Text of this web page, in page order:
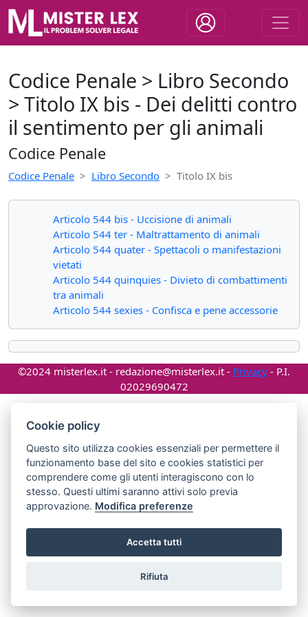
Codice Penale > Libro Secondo
> Titolo IX bis - Dei delitti contro
il sentimento per gli animali
Codice Penale
Codice Penale Libro Secondo Titolo IX bis
Articolo 544 bis - Uccisione di animali
Articolo 544 ter - Maltrattamento di animali
Articolo 544 quater - Spettacoli o manifestazioni
vietati
Articolo 544 quinquies - Divieto di combattimenti
tra animali
Articolo 544 sexies - Confisca e pene accessorie
©2024 misterlex.it - redazione@misterlex.it - Privacy - P.I.
02029690472
Cookie policy
Questo sito utilizza cookies essenziali per permettere il
funzionamento base del sito e cookies statistici per
comprendere come gli utenti interagiscono con lo
stesso. Questi ultimi saranno attivi solo previa
approvazione. Modifica preferenze
Accetta tutti
Rifiuta